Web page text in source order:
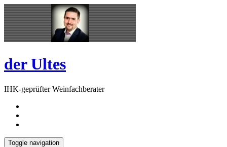
Skip
to
content
Open
Sidebar
der Ultes
IHK-geprüfter Weinfachberater
Toggle navigation